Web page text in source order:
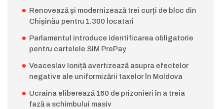
Renovează și modernizează trei curți de bloc din
Chișinău pentru 1.300 locatari
Parlamentul introduce identificarea obligatorie
pentru cartelele SIM PrePay
Veaceslav Ioniță avertizează asupra efectelor
negative ale uniformizării taxelor în Moldova
Ucraina eliberează 160 de prizonieri în a treia
fază a schimbului masiv